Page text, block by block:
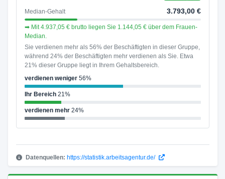
Median-Gehalt 3.793,00 €
➡ Mit 4.937,05 € brutto liegen Sie 1.144,05 € über dem Frauen-
Median.
Sie verdienen mehr als 56% der Beschäftigten in dieser Gruppe,
während 24% der Beschäftigten mehr verdienen als Sie. Etwa
21% dieser Gruppe liegt in Ihrem Gehaltsbereich.
verdienen weniger56%
Ihr Bereich21%
verdienen mehr24%
Datenquellen: https://statistik.arbeitsagentur.de/